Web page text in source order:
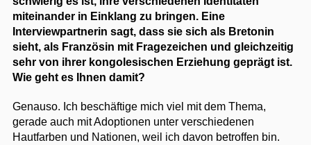
miteinander in Einklang zu bringen. Eine
Interviewpartnerin sagt, dass sie sich als Bretonin
sieht, als Französin mit Fragezeichen und gleichzeitig
sehr von ihrer kongolesischen Erziehung geprägt ist.
Wie geht es Ihnen damit?
Genauso. Ich beschäftige mich viel mit dem Thema,
gerade auch mit Adoptionen unter verschiedenen
Hautfarben und Nationen, weil ich davon betroffen bin.